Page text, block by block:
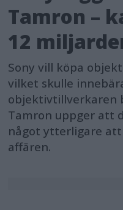
Tamron –
12
Sony vill köpa
vilket skulle
objektivtillverkaren
Tamron uppger att
något ytterligare
affären.